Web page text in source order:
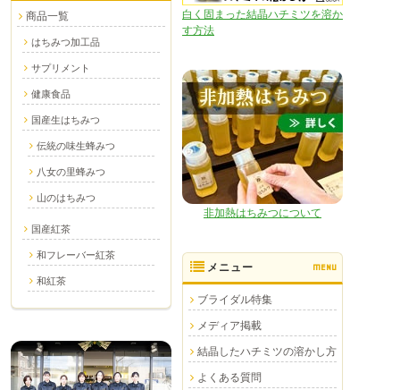
商品一覧
はちみつ加工品
サプリメント
健康食品
国産生はちみつ
伝統の味生蜂みつ
八女の里蜂みつ
山のはちみつ
国産紅茶
和フレーバー紅茶
和紅茶
白く固まった結晶ハチミツを溶か
す方法
非加熱はちみつについて
メニュー MENU
ブライダル特集
メディア掲載
結晶したハチミツの溶かし方
よくある質問